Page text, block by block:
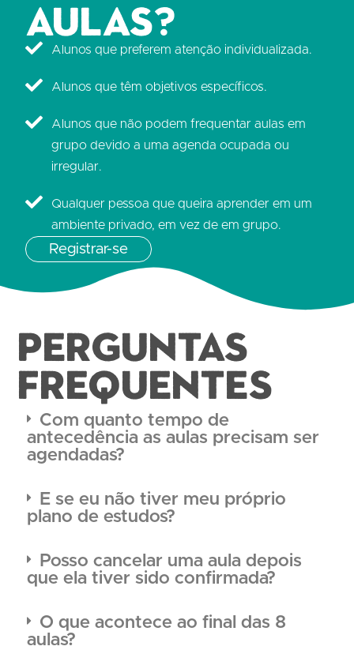
aulas?
Alunos que preferem atenção individualizada.
Alunos que têm objetivos específicos.
Alunos que não podem frequentar aulas em
grupo devido a uma agenda ocupada ou
irregular.
Qualquer pessoa que queira aprender em um
ambiente privado, em vez de em grupo.
Registrar-se
PERGUNTAS
FREQUENTES
Com quanto tempo de
antecedência as aulas precisam ser
agendadas?
E se eu não tiver meu próprio
plano de estudos?
Posso cancelar uma aula depois
que ela tiver sido confirmada?
O que acontece ao final das 8
aulas?